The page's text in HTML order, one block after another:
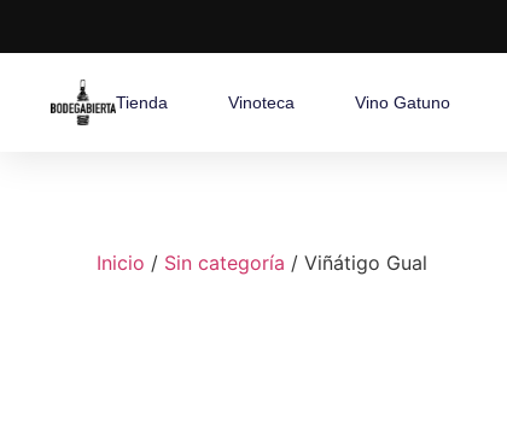
Tienda Vinoteca Vino Gatuno
Inicio / Sin categoría / Viñátigo Gual